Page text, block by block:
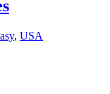
, USA